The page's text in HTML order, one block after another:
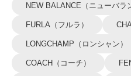
NEW BALANCE（ニューバラ
FURLA（フルラ）
LONGCHAMP（ロンシャン）
COACH（コーチ）